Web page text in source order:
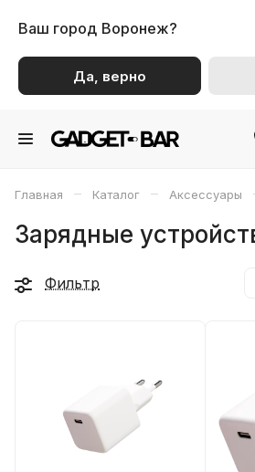
Ваш город Воронеж?
Да, верно
Главная – Каталог – Аксессуары
Зарядные
Фильтр